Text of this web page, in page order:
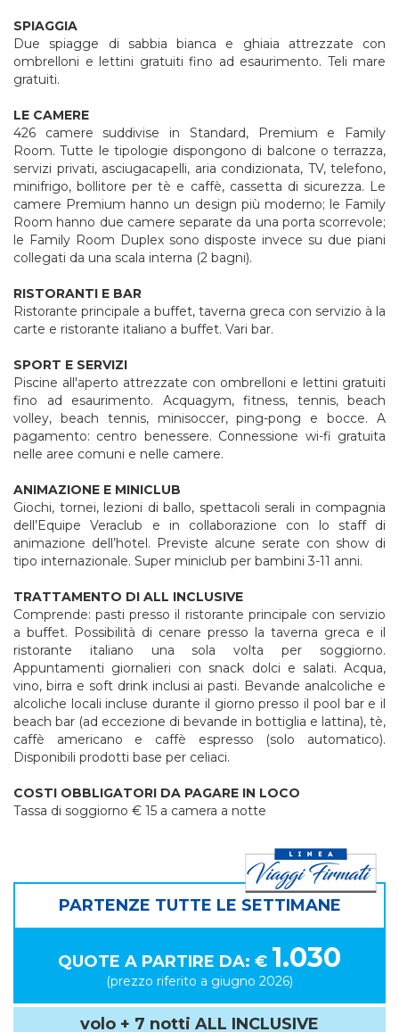
SPIAGGIA
Due spiagge di sabbia bianca e ghiaia attrezzate con
ombrelloni e lettini gratuiti fino ad esaurimento. Teli mare
gratuiti.
LE CAMERE
426 camere suddivise in Standard, Premium e Family
Room. Tutte le tipologie dispongono di balcone o terrazza,
servizi privati, asciugacapelli, aria condizionata, TV, telefono,
minifrigo, bollitore per tè e caffè, cassetta di sicurezza. Le
camere Premium hanno un design più moderno; le Family
Room hanno due camere separate da una porta scorrevole;
le Family Room Duplex sono disposte invece su due piani
collegati da una scala interna (2 bagni).
RISTORANTI E BAR
Ristorante principale a buffet, taverna greca con servizio à la
carte e ristorante italiano a buffet. Vari bar.
SPORT E SERVIZI
Piscine all'aperto attrezzate con ombrelloni e lettini gratuiti
fino ad esaurimento. Acquagym, fitness, tennis, beach
volley, beach tennis, minisoccer, ping-pong e bocce. A
pagamento: centro benessere. Connessione wi-fi gratuita
nelle aree comuni e nelle camere.
ANIMAZIONE E MINICLUB
Giochi, tornei, lezioni di ballo, spettacoli serali in compagnia
dell’Equipe Veraclub e in collaborazione con lo staff di
animazione dell’hotel. Previste alcune serate con show di
tipo internazionale. Super miniclub per bambini 3-11 anni.
TRATTAMENTO DI ALL INCLUSIVE
Comprende: pasti presso il ristorante principale con servizio
a buffet. Possibilità di cenare presso la taverna greca e il
ristorante italiano una sola volta per soggiorno.
Appuntamenti giornalieri con snack dolci e salati. Acqua,
vino, birra e soft drink inclusi ai pasti. Bevande analcoliche e
alcoliche locali incluse durante il giorno presso il pool bar e il
beach bar (ad eccezione di bevande in bottiglia e lattina), tè,
caffè americano e caffè espresso (solo automatico).
Disponibili prodotti base per celiaci.
COSTI OBBLIGATORI DA PAGARE IN LOCO
Tassa di soggiorno € 15 a camera a notte
PARTENZE TUTTE LE SETTIMANE
QUOTE A PARTIRE DA: € 1.030
(prezzo riferito a giugno 2026)
volo + 7 notti ALL INCLUSIVE